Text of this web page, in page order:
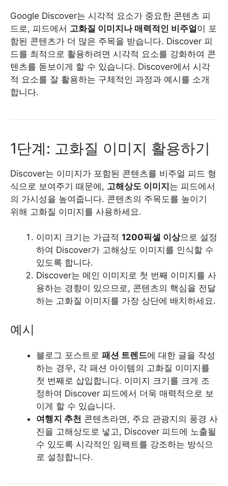
Google Discover는 시각적 요소가 중요한 콘텐츠 피
드로, 피드에서 고화질 이미지나 매력적인 비주얼이 포
함된 콘텐츠가 더 많은 주목을 받습니다. Discover 피
드를 최적으로 활용하려면 시각적 요소를 강화하여 콘
텐츠를 돋보이게 할 수 있습니다. Discover에서 시각
적 요소를 잘 활용하는 구체적인 과정과 예시를 소개
합니다.
1단계: 고화질 이미지 활용하기
Discover는 이미지가 포함된 콘텐츠를 비주얼 피드 형
식으로 보여주기 때문에, 고해상도 이미지는 피드에서
의 가시성을 높여줍니다. 콘텐츠의 주목도를 높이기
위해 고화질 이미지를 사용하세요.
이미지 크기는 가급적 1200픽셀 이상으로 설정
하여 Discover가 고해상도 이미지를 인식할 수
있도록 합니다.
Discover는 메인 이미지로 첫 번째 이미지를 사
용하는 경향이 있으므로, 콘텐츠의 핵심을 전달
하는 고화질 이미지를 가장 상단에 배치하세요.
예시
블로그 포스트로 패션 트렌드에 대한 글을 작성
하는 경우, 각 패션 아이템의 고화질 이미지를
첫 번째로 삽입합니다. 이미지 크기를 크게 조
정하여 Discover 피드에서 더욱 매력적으로 보
이게 할 수 있습니다.
여행지 추천 콘텐츠라면, 주요 관광지의 풍경 사
진을 고해상도로 넣고, Discover 피드에 노출될
수 있도록 시각적인 임팩트를 강조하는 방식으
로 설정합니다.